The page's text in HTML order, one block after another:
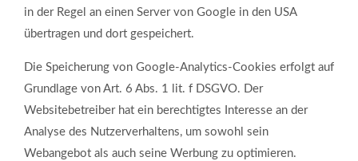
in der Regel an einen Server von Google in den USA
übertragen und dort gespeichert.
Die Speicherung von Google-Analytics-Cookies erfolgt auf
Grundlage von Art. 6 Abs. 1 lit. f DSGVO. Der
Websitebetreiber hat ein berechtigtes Interesse an der
Analyse des Nutzerverhaltens, um sowohl sein
Webangebot als auch seine Werbung zu optimieren.